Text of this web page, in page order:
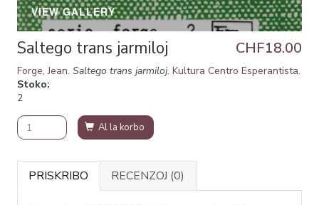
VIEW GALLERY
Saltego trans jarmiloj CHF18.00
Forge, Jean. Saltego trans jarmiloj. Kultura Centro Esperantista.
Stoko
2
Al la korbo
PRISKRIBO RECENZOJ (0)